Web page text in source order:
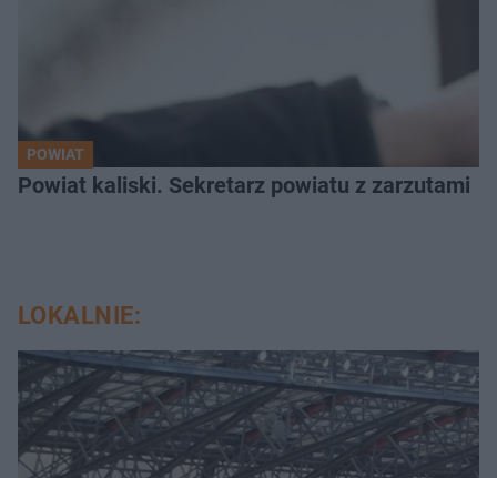
POWIAT
Powiat kaliski. Sekretarz powiatu z zarzutami
LOKALNIE: